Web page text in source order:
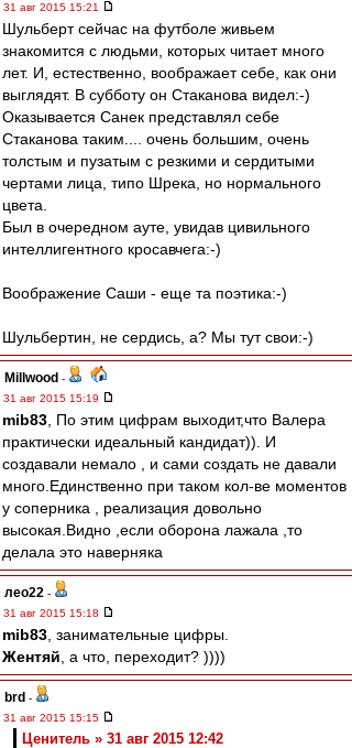
31 авг 2015 15:21
Шульберт сейчас на футболе живьем
знакомится с людьми, которых читает много
лет. И, естественно, воображает себе, как они
выглядят. В субботу он Стаканова видел:-)
Оказывается Санек представлял себе
Стаканова таким.... очень большим, очень
толстым и пузатым с резкими и сердитыми
чертами лица, типо Шрека, но нормального
цвета.
Был в очередном ауте, увидав цивильного
интеллигентного кросавчега:-)
Воображение Саши - еще та поэтика:-)
Шульбертин, не сердись, а? Мы тут свои:-)
Millwood -
31 авг 2015 15:19
mib83 , По этим цифрам выходит,что Валера
практически идеальный кандидат)). И
создавали немало , и сами создать не давали
много.Единственно при таком кол-ве моментов
у соперника , реализация довольно
высокая.Видно ,если оборона лажала ,то
делала это наверняка
лео22 -
31 авг 2015 15:18
mib83 , занимательные цифры.
Жентяй , а что, переходит? ))))
brd -
31 авг 2015 15:15
Ценитель » 31 авг 2015 12:42